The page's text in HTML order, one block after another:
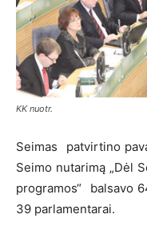
KK nuotr.
Seimas patvirtino
Seimo nutarimą „Dėl
programos“ balsavo
39 parlamentarai.